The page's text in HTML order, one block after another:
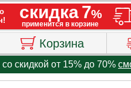
Корзина
скидкой от 15% до 70%